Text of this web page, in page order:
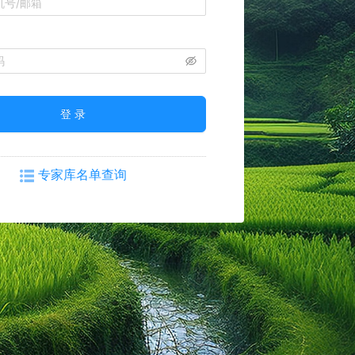
登 录
专家库名单查询